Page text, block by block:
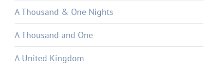
A Thousand & One Nights
A Thousand and One
A United Kingdom